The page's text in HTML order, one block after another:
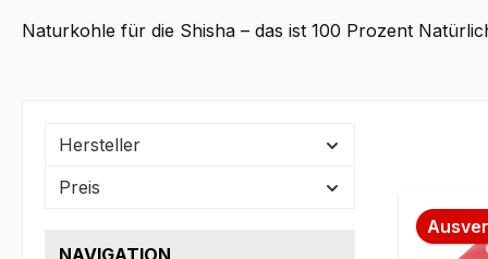
Naturkohle für die Shisha – das ist 100 Prozent
Hersteller
Preis
NAVIGATION